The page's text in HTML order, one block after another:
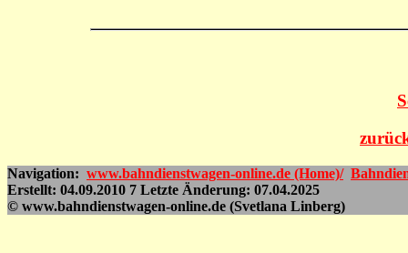
Navigation: www.bahndienstwagen-online.de (Home)/
Erstellt: 04.09.2010 7 Letzte Änderung: 07.04.2025
© www.bahndienstwagen-online.de (Svetlana Linberg)